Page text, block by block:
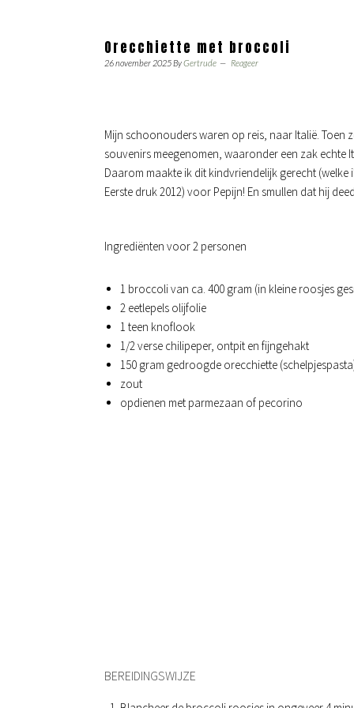
Orecchiette met broccoli
26 november 2025ByGertrude Reageer
Mijn schoonouders waren op reis, naar Italië. Toen
souvenirs meegenomen, waaronder een zak echte
Daarom maakte ik dit kindvriendelijk gerecht
Eerste druk 2012) voor Pepijn! En smullen dat hij
Ingrediënten voor 2 personen
1 broccoli van ca. 400 gram (in kleine roosjes
2 eetlepels olijfolie
1 teen knoflook
1/2 verse chilipeper, ontpit en fijngehakt
150 gram gedroogde orecchiette
zout
opdienen met parmezaan of pecorino
BEREIDINGSWIJZE